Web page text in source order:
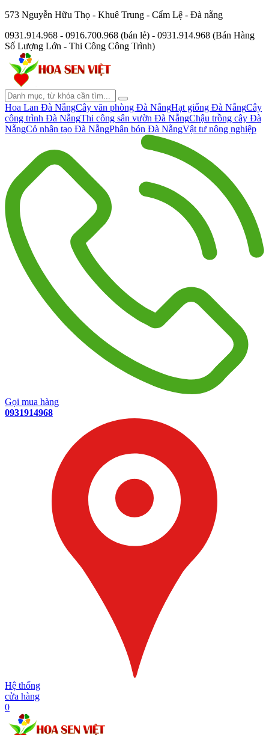
573 Nguyễn Hữu Thọ - Khuê Trung - Cẩm Lệ - Đà nẵng
0931.914.968 - 0916.700.968 (bán lẻ) - 0931.914.968 (Bán Hàng
Số Lượng Lớn - Thi Công Công Trình)
Hoa Lan Đà NẵngCây văn phòng Đà NẵngHạt giống Đà NẵngCây
công trình Đà NẵngThi công sân vườn Đà NẵngChậu trồng cây Đà
NẵngCỏ nhân tạo Đà NẵngPhân bón Đà NẵngVật tư nông nghiệp
Gọi mua hàng
0931914968
Hệ thống
cửa hàng
0